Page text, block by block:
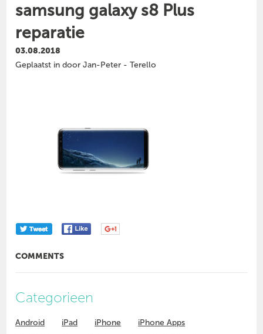
samsung galaxy s8 Plus
reparatie
03.08.2018
Geplaatst in door Jan-Peter - Terello
COMMENTS
Categorieen
Android iPad iPhone
iPhone Apps